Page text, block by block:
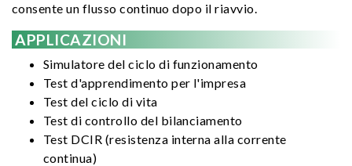
consente un flusso continuo dopo il riavvio.
APPLICAZIONI
Simulatore del ciclo di funzionamento
Test d'apprendimento per l'impresa
Test del ciclo di vita
Test di controllo del bilanciamento
Test DCIR (resistenza interna alla corrente
continua)